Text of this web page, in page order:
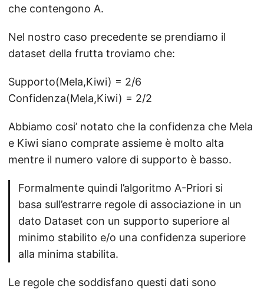
che contengono A.
Nel nostro caso precedente se prendiamo il
dataset della frutta troviamo che:
Supporto(Mela,Kiwi) = 2/6
Confidenza(Mela,Kiwi) = 2/2
Abbiamo cosi’ notato che la confidenza che Mela
e Kiwi siano comprate assieme è molto alta
mentre il numero valore di supporto è basso.
Formalmente quindi l’algoritmo A-Priori si
basa sull’estrarre regole di associazione in un
dato Dataset con un supporto superiore al
minimo stabilito e/o una confidenza superiore
alla minima stabilita.
Le regole che soddisfano questi dati sono